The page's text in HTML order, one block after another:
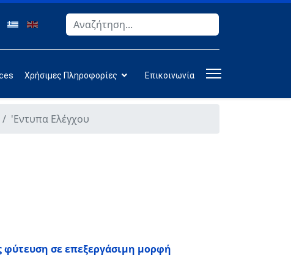
Αναζήτηση
Χρήσιμες Πληροφορίες Επικοινωνία
'Εντυπα Ελέγχου
φύτευση σε επεξεργάσιμη μορφή